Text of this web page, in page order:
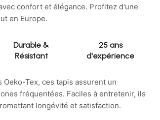
confort et élégance. Profitez d'une
en Europe.
Durable &
Résistant
25 ans
d'expérience
Tex, ces tapis assurent un
fréquentées. Faciles à entretenir, ils
longévité et satisfaction.